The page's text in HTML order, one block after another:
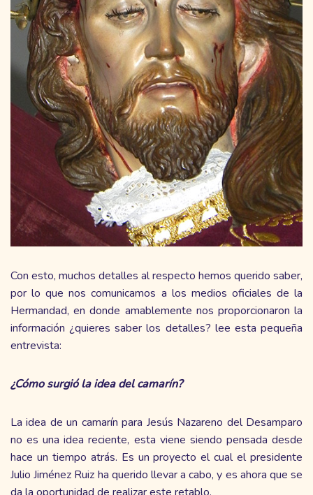
Con esto, muchos detalles al respecto hemos querido saber,
por lo que nos comunicamos a los medios oficiales de la
Hermandad, en donde amablemente nos proporcionaron la
información ¿quieres saber los detalles? lee esta pequeña
entrevista:
¿Cómo surgió la idea del camarín?
La idea de un camarín para Jesús Nazareno del Desamparo
no es una idea reciente, esta viene siendo pensada desde
hace un tiempo atrás. Es un proyecto el cual el presidente
Julio Jiménez Ruiz ha querido llevar a cabo, y es ahora que se